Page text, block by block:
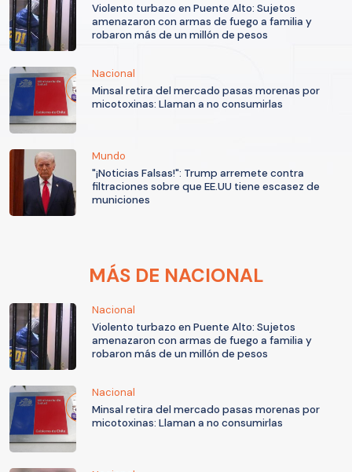
Violento turbazo en Puente Alto: Sujetos
amenazaron con armas de fuego a familia y
robaron más de un millón de pesos
Nacional
Minsal retira del mercado pasas morenas por
micotoxinas: Llaman a no consumirlas
Mundo
"¡Noticias Falsas!": Trump arremete contra
filtraciones sobre que EE.UU tiene escasez de
municiones
MÁS DE NACIONAL
Nacional
Violento turbazo en Puente Alto: Sujetos
amenazaron con armas de fuego a familia y
robaron más de un millón de pesos
Nacional
Minsal retira del mercado pasas morenas por
micotoxinas: Llaman a no consumirlas